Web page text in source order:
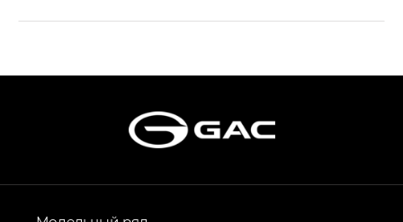
Эс Икс ПРЕМИУМ — SX PREMIUM
S7 — Эс 7 (S7) в комплектациях
Эс Икс ПРЕМИУМ — SX PREMIUM, Эс Тэ — ST
в комплектации Экс ПРЕМИУМ — EX PREMIUM